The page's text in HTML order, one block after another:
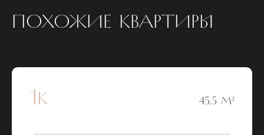
ПОХОЖИЕ КВАРТИРЫ
1к 45,5 М²